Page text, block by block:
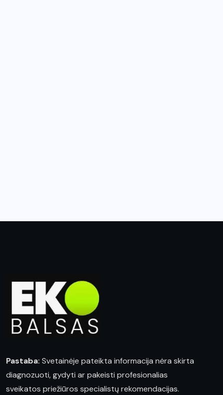
Pastaba: Svetainėje pateikta informacija nėra skirta
diagnozuoti, gydyti ar pakeisti profesionalias
sveikatos priežiūros specialistų rekomendacijas.